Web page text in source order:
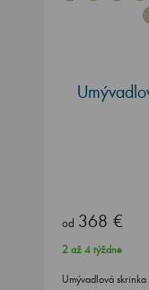
od 368 €
2 až 4 týždne
Umývadlová